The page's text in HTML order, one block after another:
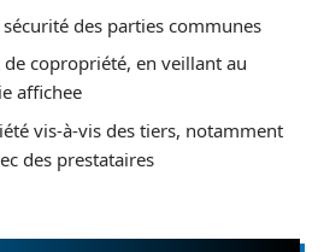
des parties communes
copropriété, en veillant au
affichee
vis-à-vis des tiers, notamment
des prestataires